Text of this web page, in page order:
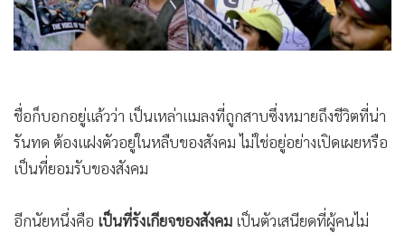
• MGR Live
• Infographic
•
ท่องเที่ยว
•
ต่างประเทศ
• เศรษฐกิจ-ธุรกิจ
ชื่อก็บอกอยู่แล้วว่า เป็นเหล่าแมลงที่ถูกสาบซึ่งหมายถึงชีวิตที่น่า
รันทด ต้องแฝงตัวอยู่ในหลืบของสังคม ไม่ใช่อยู่อย่างเปิดเผยหรือ
เป็นที่ยอมรับของสังคม
อีกนัยหนึ่งคือ เป็นที่รังเกียจของสังคม เป็นตัวเสนียดที่ผู้คนไม่